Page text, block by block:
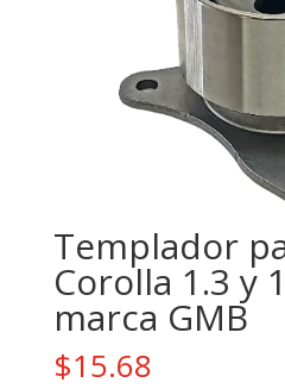
Templador
Corolla 1.3 y
marca GMB
$15.68